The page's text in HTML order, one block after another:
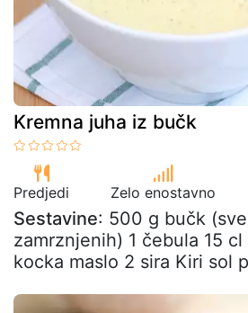
Kremna juha iz bučk
Predjedi Zelo enostavno
Sestavine: 500 g bučk
zamrznjenih) 1 čebula 15
kocka maslo 2 sira Kiri sol